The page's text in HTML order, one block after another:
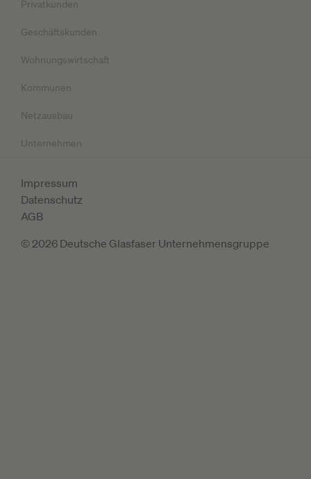
Privatkunden
Geschäftskunden
Wohnungswirtschaft
Kommunen
Netzausbau
Unternehmen
Impressum
Datenschutz
AGB
© 2026 Deutsche Glasfaser Unternehmensgruppe